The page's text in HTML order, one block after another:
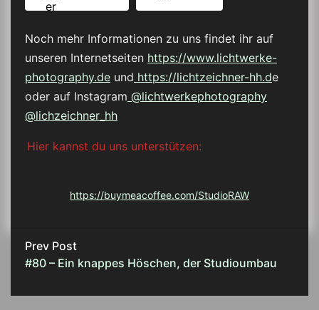
Noch mehr Informationen zu uns findet ihr auf
unseren Internetseiten https://www.lichtwerke-
photography.de und https://lichtzeichner-hh.de
oder auf Instagram @lichtwerkephotography
@lichzeichner_hh
Hier kannst du uns unterstützen:
https://buymeacoffee.com/StudioRAW
Prev Post
#80 – Ein knappes Höschen, der Studioumbau